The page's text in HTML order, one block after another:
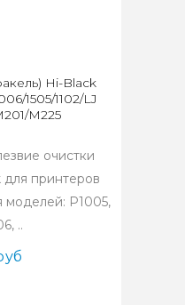
Hi-Black
1505/1102/LJ
M225
очистки
для принтеров
моделей: P1005,
..